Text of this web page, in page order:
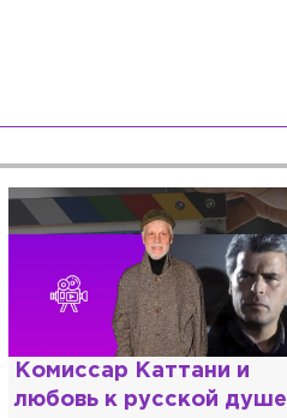
Специалист с
дипломом: почему мир